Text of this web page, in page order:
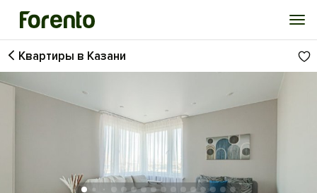
Войти
Избранное
История просмотра
Добавить свой объект
Квартиры в Казани